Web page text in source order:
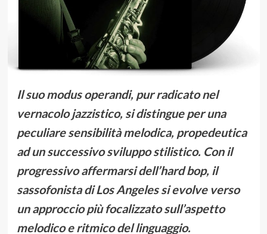
Il suo modus operandi, pur radicato nel
vernacolo jazzistico, si distingue per una
peculiare sensibilità melodica, propedeutica
ad un successivo sviluppo stilistico. Con il
progressivo affermarsi dell’hard bop, il
sassofonista di Los Angeles si evolve verso
un approccio più focalizzato sull’aspetto
melodico e ritmico del linguaggio.